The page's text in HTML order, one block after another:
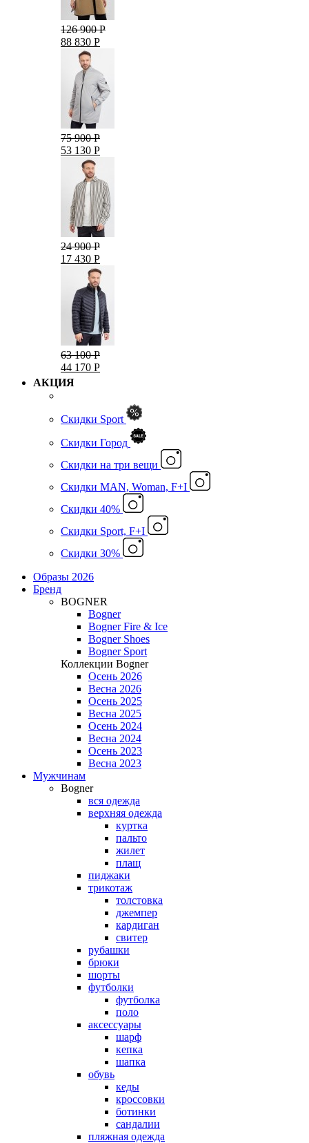
126 900 Р
88 830 Р
75 900 Р
53 130 Р
24 900 Р
17 430 Р
63 100 Р
44 170 Р
АКЦИЯ
Скидки Sport
Скидки Город
Cкидки на три вещи
Скидки MAN, Woman, F+I
Скидки 40%
Скидки Sport, F+I
Скидки 30%
Образы 2026
Бренд
BOGNER
Bogner
Bogner Fire & Ice
Bogner Shoes
Bogner Sport
Коллекции Bogner
Осень 2026
Весна 2026
Осень 2025
Весна 2025
Осень 2024
Весна 2024
Осень 2023
Весна 2023
Мужчинам
Bogner
вся одежда
верхняя одежда
куртка
пальто
жилет
плащ
пиджаки
трикотаж
толстовка
джемпер
кардиган
свитер
рубашки
брюки
шорты
футболки
футболка
поло
аксессуары
шарф
кепка
шапка
обувь
кеды
кроссовки
ботинки
сандалии
пляжная одежда